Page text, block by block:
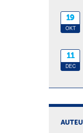
19
OKT
11
DEC